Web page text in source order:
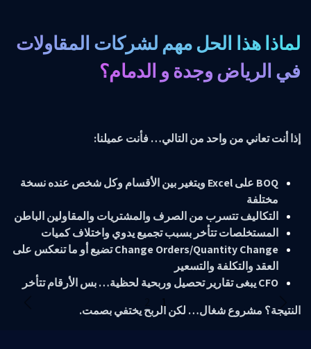
لماذا هذا الحل مهم لشركات المقاولات
في الرياض وجدة و الدمام؟
إذا أنت تعاني من واحد من التالي… فأنت عميلنا:
BOQ على Excel ويتغير بين الأقسام وكل شخص عنده نسخة
مختلفة
التكاليف تتسرب من الصرف والمشتريات والمقاولين الباطن
المستخلصات تتأخر بسبب تجميع يدوي واختلاف كميات
Change Orders/Quantity Change تضيع أو ما تنعكس على
العقد والتكلفة والتسعير
CFO يبغى تقارير تحصيل وربحية لحظية… بس الأرقام تتأخر
النتيجة؟ مشروع شغال… لكن الربح يختفي بصمت.
السابق